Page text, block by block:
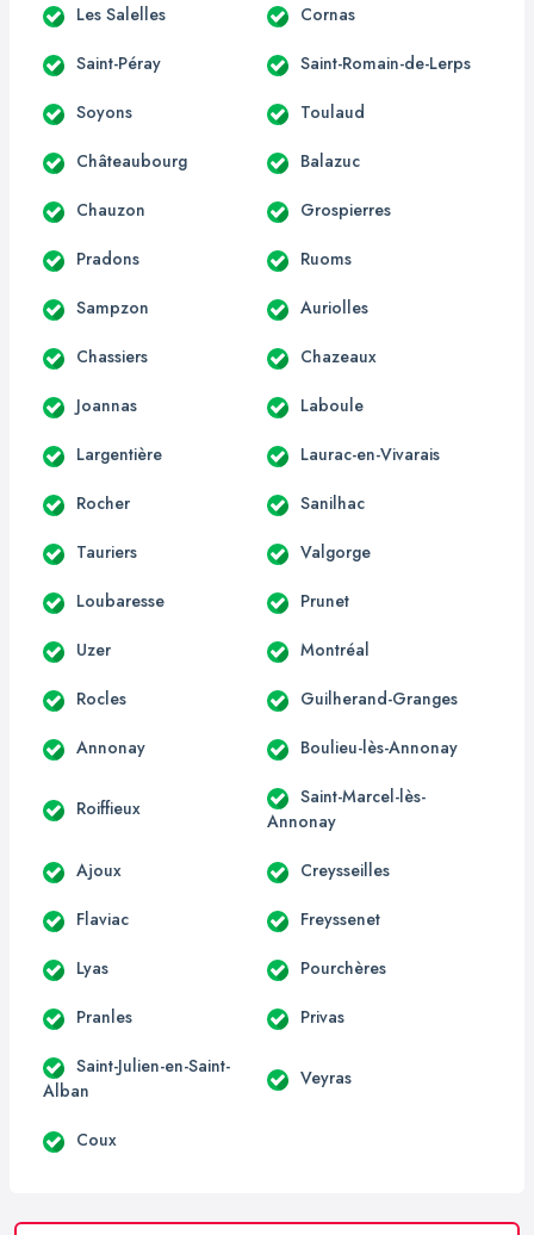
Les Salelles Cornas
Saint-Péray Saint-Romain-de-Lerps
Soyons Toulaud
Châteaubourg Balazuc
Chauzon Grospierres
Pradons Ruoms
Sampzon Auriolles
Chassiers Chazeaux
Joannas Laboule
Largentière Laurac-en-Vivarais
Rocher Sanilhac
Tauriers Valgorge
Loubaresse Prunet
Uzer Montréal
Rocles Guilherand-Granges
Annonay Boulieu-lès-Annonay
Roiffieux
Saint-Marcel-lès-
Annonay
Ajoux Creysseilles
Flaviac Freyssenet
Lyas Pourchères
Pranles Privas
Saint-Julien-en-Saint-
Alban
Veyras
Coux